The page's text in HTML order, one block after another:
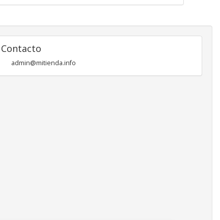
Contacto
admin@mitienda.info